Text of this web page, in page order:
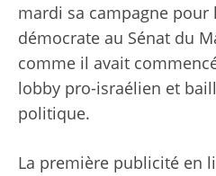
mardi sa campagne pour
démocrate au Sénat du
comme il avait
lobby pro-israélien et
politique.
La première publicité en